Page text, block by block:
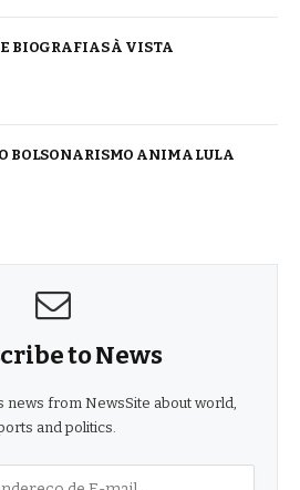
BIOGRAFIAS À VISTA
BOLSONARISMO ANIMA LULA
to News
news from NewsSite about world,
and politics.